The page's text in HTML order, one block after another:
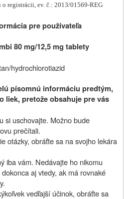
registrácii, ev. č.: 2013/01569-REG
pre používateľa
80 mg/12,5 mg tablety
hydrochlorotiazid
písomnú informáciu predtým,
liek, pretože obsahuje pre vás
si uschovajte. Možno bude
prečítali.
otázky, obráťte sa na svojho lekára
iba vám. Nedávajte ho nikomu
aj vtedy, ak má rovnaké
vedľajší účinok, obráťte sa